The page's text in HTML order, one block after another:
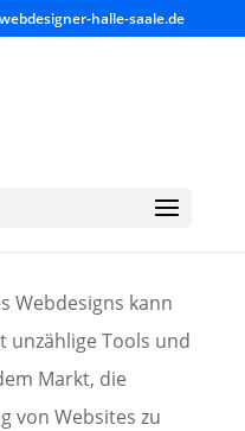
halle-saale.de
Webdesigns kann
unzählige Tools und
Markt, die
von Websites zu